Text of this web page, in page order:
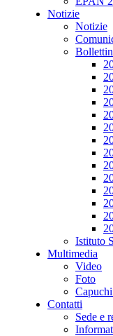
Notizie
Notizie
Istituto
Multimedia
Video
Foto
Contatti
Sede e